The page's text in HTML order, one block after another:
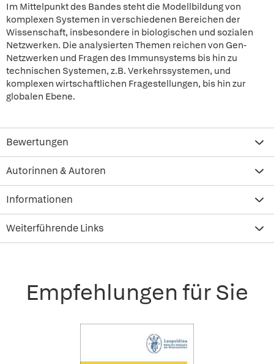
Im Mittelpunkt des Bandes steht die Modellbildung von
komplexen Systemen in verschiedenen Bereichen der
Wissenschaft, insbesondere in biologischen und sozialen
Netzwerken. Die analysierten Themen reichen von Gen-
Netzwerken und Fragen des Immunsystems bis hin zu
technischen Systemen, z.B. Verkehrssystemen, und
komplexen wirtschaftlichen Fragestellungen, bis hin zur
globalen Ebene.
Bewertungen
Autorinnen & Autoren
Informationen
Weiterführende Links
Empfehlungen für Sie